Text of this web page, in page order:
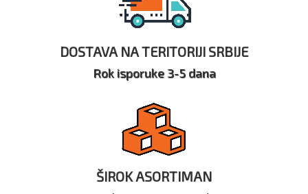
DOSTAVA NA TERITORIJI SRBIJE
Rok isporuke 3-5 dana
ŠIROK ASORTIMAN